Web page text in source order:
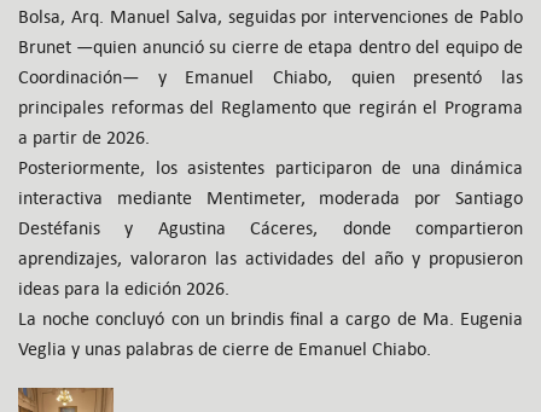
Bolsa, Arq. Manuel Salva, seguidas por intervenciones de Pablo
Brunet —quien anunció su cierre de etapa dentro del equipo de
Coordinación— y Emanuel Chiabo, quien presentó las
principales reformas del Reglamento que regirán el Programa
a partir de 2026.
Posteriormente, los asistentes participaron de una dinámica
interactiva mediante Mentimeter, moderada por Santiago
Destéfanis y Agustina Cáceres, donde compartieron
aprendizajes, valoraron las actividades del año y propusieron
ideas para la edición 2026.
La noche concluyó con un brindis final a cargo de Ma. Eugenia
Veglia y unas palabras de cierre de Emanuel Chiabo.